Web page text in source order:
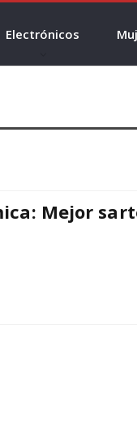
Electrónicos
Mejor